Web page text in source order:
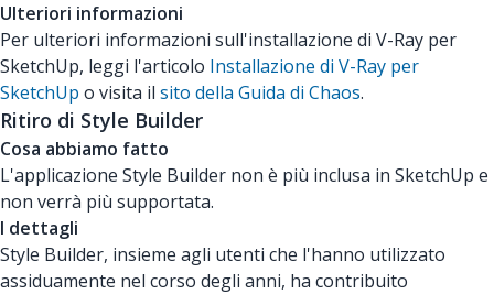
Ulteriori informazioni
Per ulteriori informazioni sull'installazione di V-Ray per
SketchUp, leggi l'articolo Installazione di V-Ray per
SketchUp o visita il sito della Guida di Chaos.
Ritiro di Style Builder
Cosa abbiamo fatto
L'applicazione Style Builder non è più inclusa in SketchUp e
non verrà più supportata.
I dettagli
Style Builder, insieme agli utenti che l'hanno utilizzato
assiduamente nel corso degli anni, ha contribuito